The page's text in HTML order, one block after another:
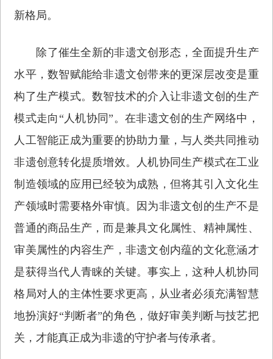
新格局。
除了催生全新的非遗文创形态，全面提升生产
水平，数智赋能给非遗文创带来的更深层改变是重
构了生产模式。数智技术的介入让非遗文创的生产
模式走向“人机协同”。在非遗文创的生产网络中，
人工智能正成为重要的协助力量，与人类共同推动
非遗创意转化提质增效。人机协同生产模式在工业
制造领域的应用已经较为成熟，但将其引入文化生
产领域时需要格外审慎。因为非遗文创的生产不是
普通的商品生产，而是兼具文化属性、精神属性、
审美属性的内容生产，非遗文创内蕴的文化意涵才
是获得当代人青睐的关键。事实上，这种人机协同
格局对人的主体性要求更高，从业者必须充满智慧
地扮演好“判断者”的角色，做好审美判断与技艺把
关，才能真正成为非遗的守护者与传承者。